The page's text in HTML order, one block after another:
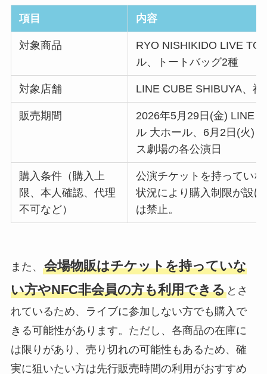
項目 内容
対象商品
RYO NISHIKIDO LIVE
ル、トートバッグ2種
対象店舗 LINE CUBE SHIBUYA、
販売期間
2026年5月29日(金) LINE
ル 大ホール、6月2日(火)
ス劇場の各公演日
購入条件（購入上
限、本人確認、代理
不可など）
公演チケットを持ってい
状況により購入制限が設
は禁止。
また、 会場物販はチケットを持っていな
い方やNFC非会員の方も利用できるとさ
れているため、ライブに参加しない方でも購入で
きる可能性があります。ただし、各商品の在庫に
は限りがあり、売り切れの可能性もあるため、確
実に狙いたい方は先行販売時間の利用がおすすめ